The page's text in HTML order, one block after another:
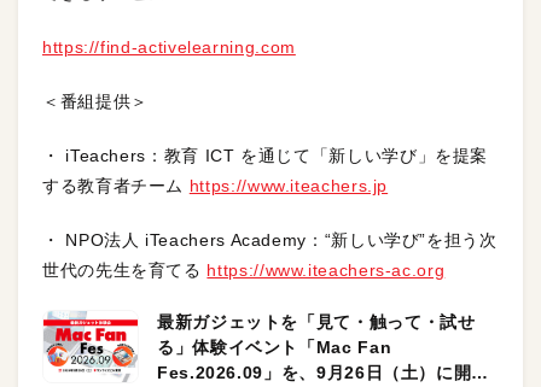
https://find-activelearning.com
＜番組提供＞
・ iTeachers：教育 ICT を通じて「新しい学び」を提案
する教育者チーム https://www.iteachers.jp
・ NPO法人 iTeachers Academy：“新しい学び”を担う次
世代の先生を育てる https://www.iteachers-ac.org
最新ガジェットを「見て・触って・試せ
る」体験イベント「Mac Fan
Fes.2026.09」を、9月26日（土）に開催